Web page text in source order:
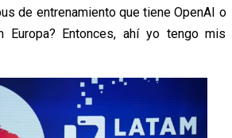
de entrenamiento que tiene OpenAI o
Entonces, ahí yo tengo mis